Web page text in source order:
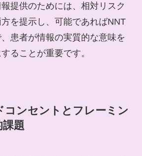
提供のためには、相対リスク
を提示し、可能であればNNT
患者が情報の実質的な意味を
ることが重要です。
コンセントとフレーミン
課題